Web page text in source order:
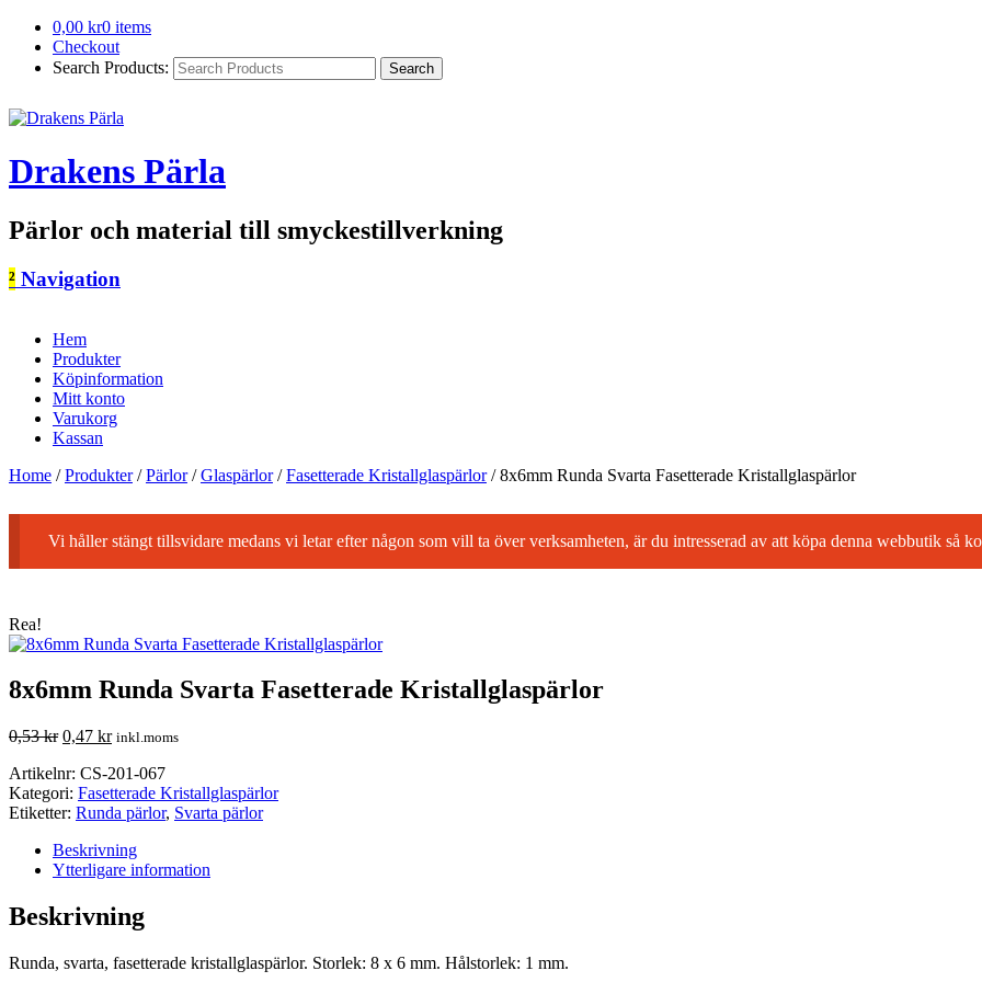
0,00 kr0 items
Checkout
Search Products:
Drakens Pärla
Pärlor och material till smyckestillverkning
² Navigation
Hem
Produkter
Köpinformation
Mitt konto
Varukorg
Kassan
Home / Produkter / Pärlor / Glaspärlor / Fasetterade Kristallglaspärlor / 8x6mm Runda Svarta Fasetterade Kristallglaspärlor
Vi håller stängt tillsvidare medans vi letar efter någon som vill ta över verksamheten, är du intresserad av att köpa denna webbutik så
Rea!
8x6mm Runda Svarta Fasetterade Kristallglaspärlor
0,53kr 0,47 kr inkl.moms
Artikelnr: CS-201-067
Kategori: Fasetterade Kristallglaspärlor
Etiketter: Runda pärlor, Svarta pärlor
Beskrivning
Ytterligare information
Beskrivning
Runda, svarta, fasetterade kristallglaspärlor. Storlek: 8 x 6 mm. Hålstorlek: 1 mm.